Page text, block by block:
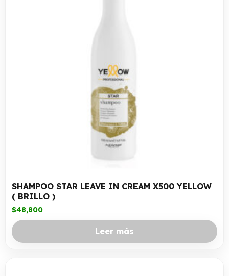
SHAMPOO STAR LEAVE IN CREAM X500 YELLOW
( BRILLO )
$48,800
Leer más